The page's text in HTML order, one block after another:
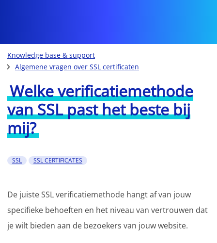
Knowledge base & support
Algemene vragen over SSL certificaten
Welke verificatiemethode
van SSL past het beste bij
mij?
SSL SSL CERTIFICATES
De juiste SSL verificatiemethode hangt af van jouw
specifieke behoeften en het niveau van vertrouwen dat
je wilt bieden aan de bezoekers van jouw website.